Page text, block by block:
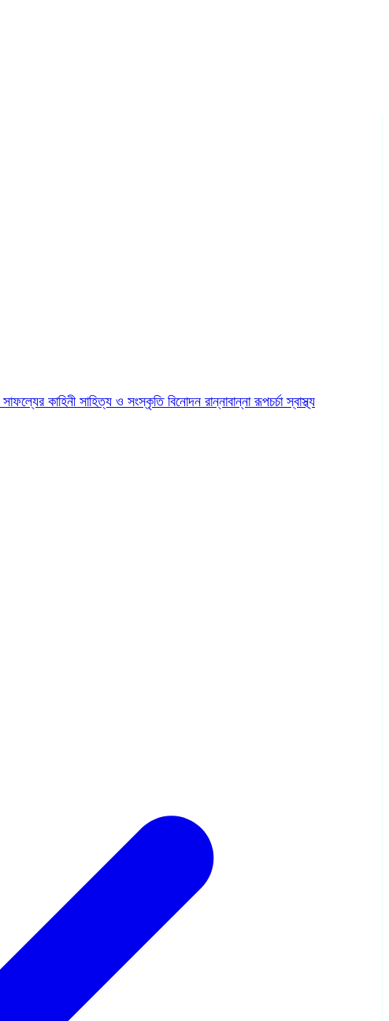
সাফল্যের কাহিনী সাহিত্য ও সংস্কৃতি বিনোদন রান্নাবান্নারূপচর্চাস্বাস্থ্য